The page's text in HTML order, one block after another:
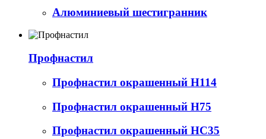
Алюминиевый шестигранник
Профнастил
Профнастил окрашенный Н114
Профнастил окрашенный Н75
Профнастил окрашенный НС35